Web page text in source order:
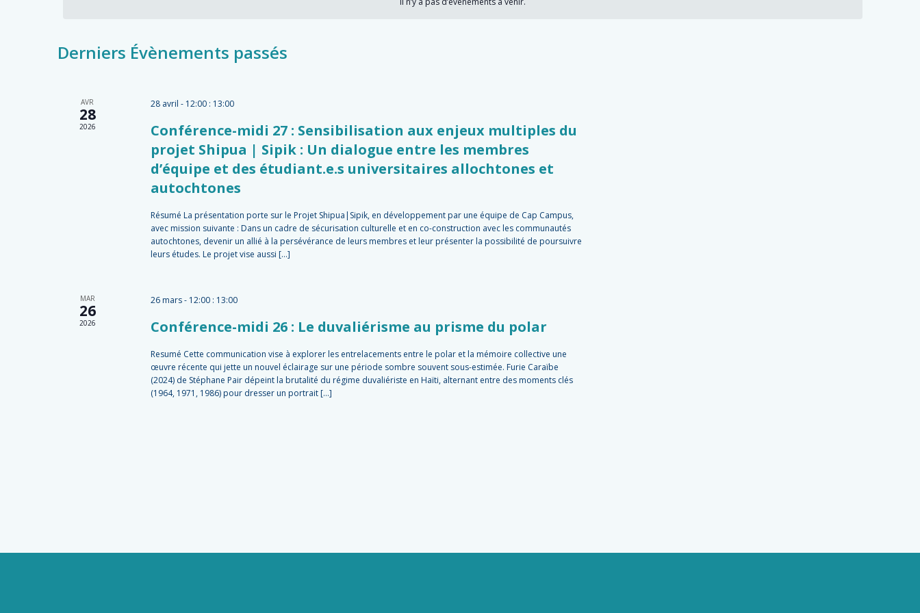
Derniers Évènements passés
AVR
28
2026
28 avril - 12:00: 13:00
Conférence-midi 27 : Sensibilisation aux enjeux multiples du
projet Shipua | Sipik : Un dialogue entre les membres
d’équipe et des étudiant.e.s universitaires allochtones et
autochtones
Résumé La présentation porte sur le Projet Shipua|Sipik, en développement par une équipe de Cap Campus,
avec mission suivante : Dans un cadre de sécurisation culturelle et en co-construction avec les communautés
autochtones, devenir un allié à la persévérance de leurs membres et leur présenter la possibilité de poursuivre
leurs études. Le projet vise aussi […]
MAR
26
2026
26 mars - 12:00: 13:00
Conférence-midi 26 : Le duvaliérisme au prisme du polar
Resumé Cette communication vise à explorer les entrelacements entre le polar et la mémoire collective une
œuvre récente qui jette un nouvel éclairage sur une période sombre souvent sous-estimée. Furie Caraïbe
(2024) de Stéphane Pair dépeint la brutalité du régime duvaliériste en Haïti, alternant entre des moments clés
(1964, 1971, 1986) pour dresser un portrait […]